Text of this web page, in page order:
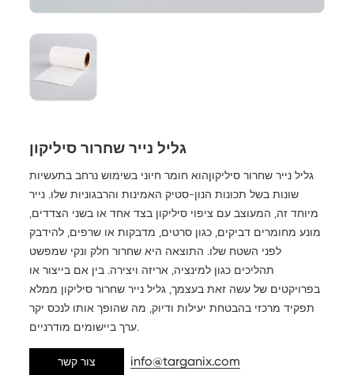
גליל נייר שחרור סיליקון
גליל נייר שחרור סיליקוןהוא חומר חיוני בשימוש נרחב בתעשיות
שונות בשל תכונות הנון-סטיק האמינות והרבגוניות שלו. נייר
מיוחד זה, המעוצב עם ציפוי סיליקון בצד אחד או בשני הצדדים,
מונע מחומרים דביקים, כגון סרטים, מדבקות או שרפים, להידבק
לפני השטח שלו. התוצאה היא שחרור חלק ונקי שמפשט
תהליכים כגון למינציה, אריזה ויצירה. בין אם בייצור או
בפרויקטים של עשה זאת בעצמך, גליל נייר שחרור סיליקון ממלא
תפקיד מרכזי בהבטחת יעילות ודיוק, מה שהופך אותו לנכס יקר
ערך ביישומים מודרניים.
צור קשר info@targanix.com